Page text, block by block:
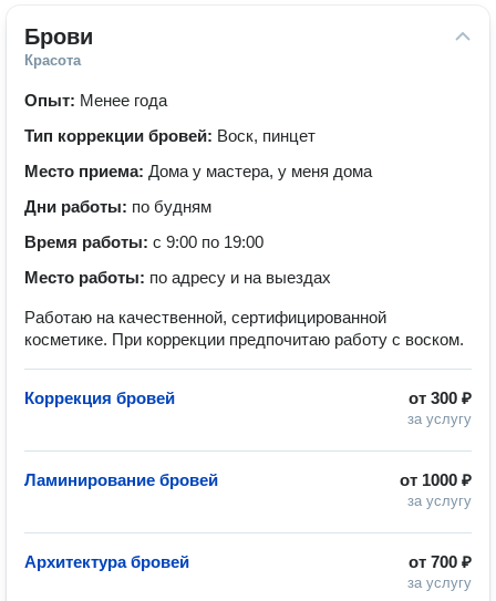
Брови
Красота
Опыт: Менее года
Тип коррекции бровей: Воск, пинцет
Место приема: Дома у мастера, у меня дома
Дни работы: по будням
Время работы: с 9:00 по 19:00
Место работы: по адресу и на выездах
Работаю на качественной, сертифицированной
косметике. При коррекции предпочитаю работу с воском.
от 300 ₽
за услугу
Коррекция бровей
от 1000 ₽
за услугу
Ламинирование бровей
от 700 ₽
за услугу
Архитектура бровей